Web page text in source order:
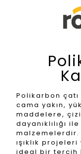
Polikarbon
cama yakın,
maddelere,
dayanıklılığı
malzemelerdir.
ışıklık
ideal bir tercih